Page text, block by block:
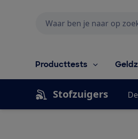
Producttests
Stofzuigers